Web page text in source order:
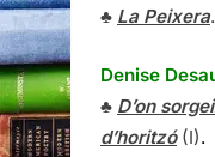
♣ La Peixera.
Denise
♣ D’on
d’horitzó(I).